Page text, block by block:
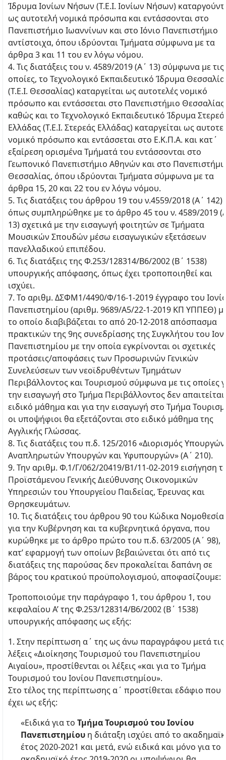
Ίδρυμα Ιονίων Νήσων (Τ.Ε.Ι. Ιονίων Νήσων)
ως αυτοτελή νομικά πρόσωπα και εντάσσονται στο
Πανεπιστήμιο Ιωαννίνων και στο Ιόνιο Πανεπιστήμιο
αντίστοιχα, όπου ιδρύονται Τμήματα σύμφωνα με τα
άρθρα 3 και 11 του εν λόγω νόμου.
4. Τις διατάξεις του ν. 4589/2019 (Α΄ 13) σύμφωνα με τις
οποίες, το Τεχνολογικό Εκπαιδευτικό Ίδρυμα
(Τ.Ε.Ι. Θεσσαλίας) καταργείται ως αυτοτελές νομικό
πρόσωπο και εντάσσεται στο Πανεπιστήμιο Θεσσαλίας
καθώς και το Τεχνολογικό Εκπαιδευτικό Ίδρυμα
Ελλάδας (Τ.Ε.Ι. Στερεάς Ελλάδας) καταργείται ως
νομικό πρόσωπο και εντάσσεται στο Ε.Κ.Π.Α. και κατ΄
εξαίρεση ορισμένα Τμήματά του εντάσσονται στο
Γεωπονικό Πανεπιστήμιο Αθηνών και στο
Θεσσαλίας, όπου ιδρύονται Τμήματα σύμφωνα με τα
άρθρα 15, 20 και 22 του εν λόγω νόμου.
5. Τις διατάξεις του άρθρου 19 του ν.4559/2018 (Α΄ 142)
όπως συμπληρώθηκε με το άρθρο 45 του ν. 4589/2019
13) σχετικά με την εισαγωγή φοιτητών σε Τμήματα
Μουσικών Σπουδών μέσω εισαγωγικών εξετάσεων
πανελλαδικού επιπέδου.
6. Τις διατάξεις της Φ.253/128314/Β6/2002 (Β΄ 1538)
υπουργικής απόφασης, όπως έχει τροποποιηθεί και
ισχύει.
7. Το αριθμ. ΔΣΦΜ1/4490/Φ/16-1-2019 έγγραφο του
Πανεπιστημίου (αριθμ. 9689/Α5/22-1-2019 ΚΠ ΥΠΠΕΘ)
το οποίο διαβιβάζεται το από 20-12-2018 απόσπασμα
πρακτικών της 9ης συνεδρίασης της Συγκλήτου του
Πανεπιστημίου με την οποία εγκρίνονται οι σχετικές
προτάσεις/αποφάσεις των Προσωρινών Γενικών
Συνελεύσεων των νεοϊδρυθέντων Τμημάτων
Περιβάλλοντος και Τουρισμού σύμφωνα με τις οποίες
την εισαγωγή στο Τμήμα Περιβάλλοντος δεν απαιτείται
ειδικό μάθημα και για την εισαγωγή στο Τμήμα
οι υποψήφιοι θα εξετάζονται στο ειδικό μάθημα της
Αγγλικής Γλώσσας.
8. Τις διατάξεις του π.δ. 125/2016 «Διορισμός Υπουργών,
Αναπληρωτών Υπουργών και Υφυπουργών» (Α΄ 210).
9. Την αριθμ. Φ.1/Γ/062/20419/Β1/11-02-2019 εισήγηση
Προϊστάμενου Γενικής Διεύθυνσης Οικονομικών
Υπηρεσιών του Υπουργείου Παιδείας, Έρευνας και
Θρησκευμάτων.
10. Τις διατάξεις του άρθρου 90 του Κώδικα
για την Κυβέρνηση και τα κυβερνητικά όργανα, που
κυρώθηκε με το άρθρο πρώτο του π.δ. 63/2005 (Α΄ 98),
κατ’ εφαρμογή των οποίων βεβαιώνεται ότι από τις
διατάξεις της παρούσας δεν προκαλείται δαπάνη σε
βάρος του κρατικού προϋπολογισμού, αποφασίζουμε:
Τροποποιούμε την παράγραφο 1, του άρθρου 1, του
κεφαλαίου Α’ της Φ.253/128314/Β6/2002 (Β΄ 1538)
υπουργικής απόφασης ως εξής:
1. Στην περίπτωση α΄ της ως άνω παραγράφου μετά τις
λέξεις «Διοίκησης Τουρισμού του Πανεπιστημίου
Αιγαίου», προστίθενται οι λέξεις «και για το Τμήμα
Τουρισμού του Ιονίου Πανεπιστημίου».
Στο τέλος της περίπτωσης α΄ προστίθεται εδάφιο που
έχει ως εξής:
«Ειδικά για το Τμήμα Τουρισμού του Ιονίου
Πανεπιστημίου η διάταξη ισχύει από το
έτος 2020-2021 και μετά, ενώ ειδικά και μόνο για το